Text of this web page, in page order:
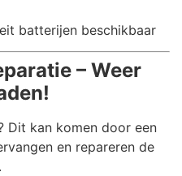
batterijen beschikbaar
– Weer
Dit kan komen door een
en repareren de